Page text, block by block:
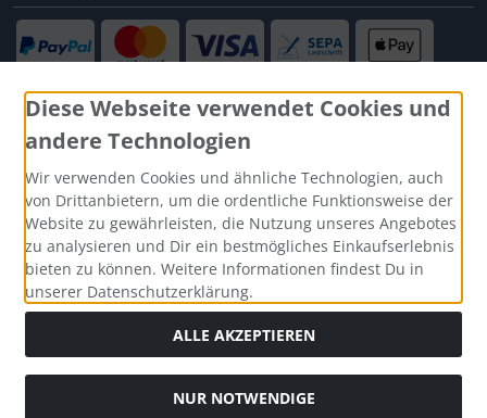
Social Media
Diese Webseite verwendet Cookies und
andere Technologien
Wir verwenden Cookies und ähnliche Technologien, auch
von Drittanbietern, um die ordentliche Funktionsweise der
Website zu gewährleisten, die Nutzung unseres Angebotes
zu analysieren und Dir ein bestmögliches Einkaufserlebnis
bieten zu können. Weitere Informationen findest Du in
unserer Datenschutzerklärung.
ALLE AKZEPTIEREN
NUR NOTWENDIGE